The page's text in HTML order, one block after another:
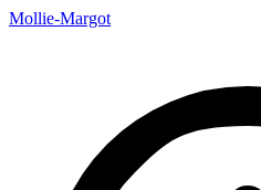
Mollie-Margot